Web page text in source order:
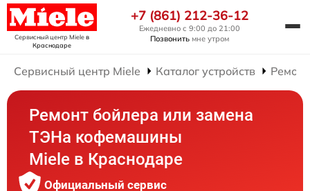
Сервисный центр Mieleв
Краснодаре
+7 (861) 212-36-12
Ежедневно с 9:00 до 21:00
Позвонить мне утром
Сервисный центр Miele Каталог устройств
Ремонт бойлера или замена
ТЭНа кофемашины
Miele в Краснодаре
Официальный сервис